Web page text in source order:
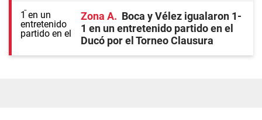
Zona A
Boca y Vélez igualaron 1-
1 en un entretenido partido en el
Ducó por el Torneo Clausura